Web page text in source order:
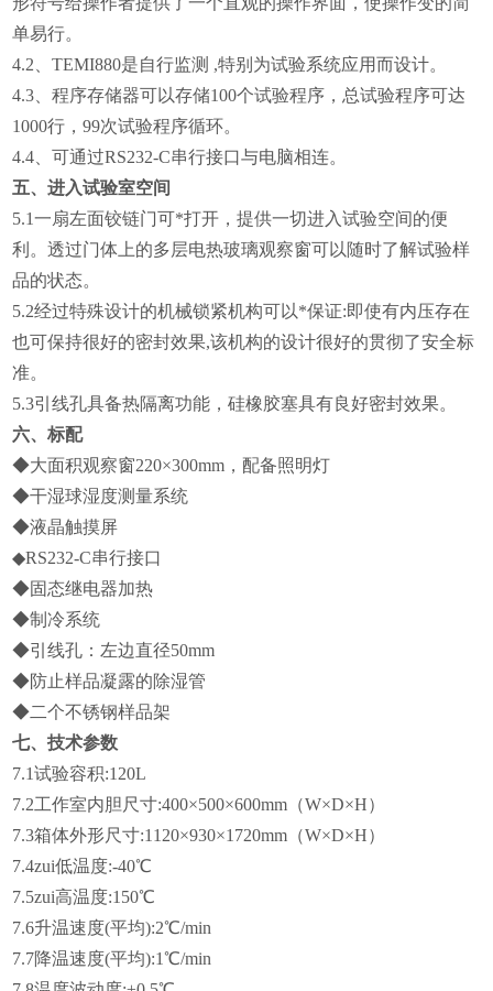
单易行。
4.2、TEMI880是自行监测 ,特别为试验系统应用而设计。
4.3、程序存储器可以存储100个试验程序，总试验程序可达
1000行，99次试验程序循环。
4.4、可通过RS232-C串行接口与电脑相连。
五、进入试验室空间
5.1一扇左面铰链门可*打开，提供一切进入试验空间的便
利。透过门体上的多层电热玻璃观察窗可以随时了解试验样
品的状态。
5.2经过特殊设计的机械锁紧机构可以*保证:即使有内压存在
也可保持很好的密封效果,该机构的设计很好的贯彻了安全标
准。
5.3引线孔具备热隔离功能，硅橡胶塞具有良好密封效果。
六、标配
◆大面积观察窗220×300mm，配备照明灯
◆干湿球湿度测量系统
◆液晶触摸屏
◆RS232-C串行接口
◆固态继电器加热
◆制冷系统
◆引线孔：左边直径50mm
◆防止样品凝露的除湿管
◆二个不锈钢样品架
七、技术参数
7.1试验容积:120L
7.2工作室内胆尺寸:400×500×600mm（W×D×H）
7.3箱体外形尺寸:1120×930×1720mm（W×D×H）
7.4zui低温度:-40℃
7.5zui高温度:150℃
7.6升温速度(平均):2℃/min
7.7降温速度(平均):1℃/min